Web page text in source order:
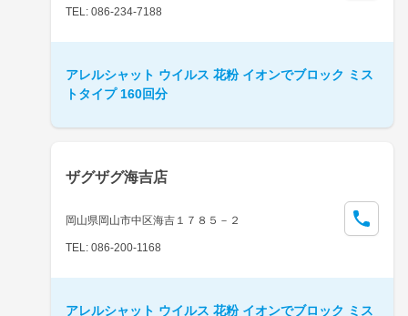
TEL: 086-234-7188
アレルシャット ウイルス 花粉 イオンでブロック ミス
トタイプ 160回分
ザグザグ海吉店
岡山県岡山市中区海吉１７８５－２
TEL: 086-200-1168
アレルシャット ウイルス 花粉 イオンでブロック ミス